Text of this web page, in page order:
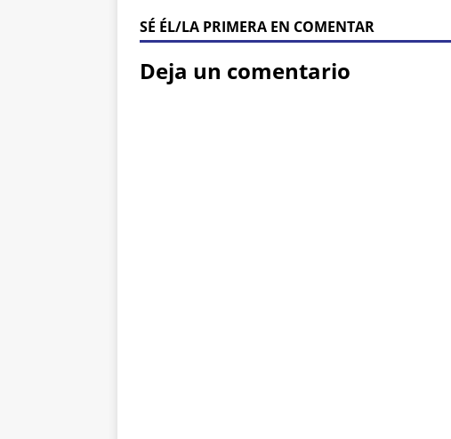
SÉ ÉL/LA PRIMERA EN COMENTAR
Deja un comentario